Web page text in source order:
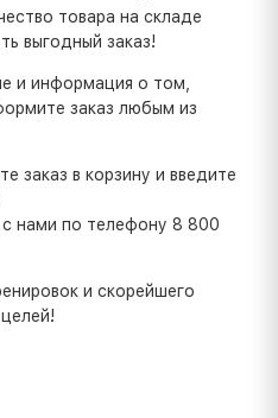
товара на складе
выгодный заказ!
и информация о том,
заказ любым из
заказ в корзину и введите
нами по телефону 8 800
и скорейшего